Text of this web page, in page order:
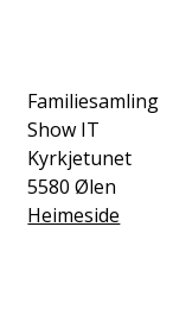
Familiesamling
Show IT
Kyrkjetunet
5580 Ølen
Heimeside